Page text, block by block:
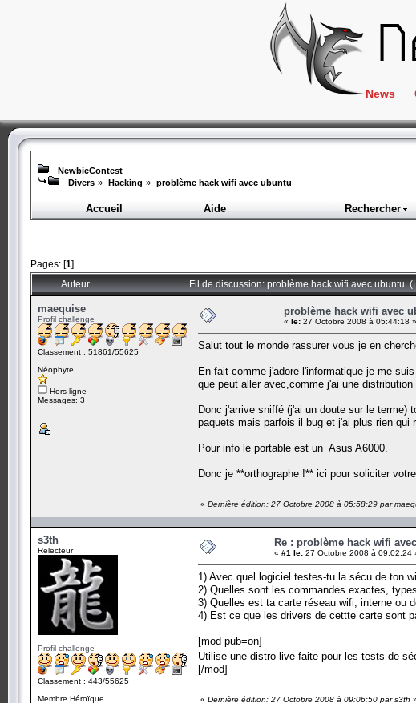
News
NewbieContest
Divers » Hacking » problème hack wifi avec ubuntu
Accueil
Aide Rechercher
Pages: [1]
Auteur Fil de discussion: problème hack wifi avec ubuntu
maequise
Profil challenge
Classement : 51861/55625
Néophyte
Hors ligne
Messages: 3
problème hack wifi avec
« le: 27 Octobre 2008 à 05:44:18 »
Salut tout le monde rassurer vous je en
En fait comme j'adore l'informatique je me
que peut aller avec,comme j'ai une
Donc j'arrive sniffé (j'ai un doute sur le
paquets mais parfois il bug et j'ai plus rien qui
Pour info le portable est un Asus A6000.
Donc je **orthographe !** ici pour soliciter
« Dernière édition: 27 Octobre 2008 à 05:58:29 par
s3th
Relecteur
Profil challenge
Classement : 443/55625
Membre Héroïque
Re : problème hack wifi
« #1 le: 27 Octobre 2008 à 09:02:24
1) Avec quel logiciel testes-tu la sécu de ton
2) Quelles sont les commandes exactes,
3) Quelles est ta carte réseau wifi, interne ou
4) Est ce que les drivers de cettte carte sont
[mod pub=on]
Utilise une distro live faite pour les tests de
[/mod]
« Dernière édition: 27 Octobre 2008 à 09:06:50 par s3th »